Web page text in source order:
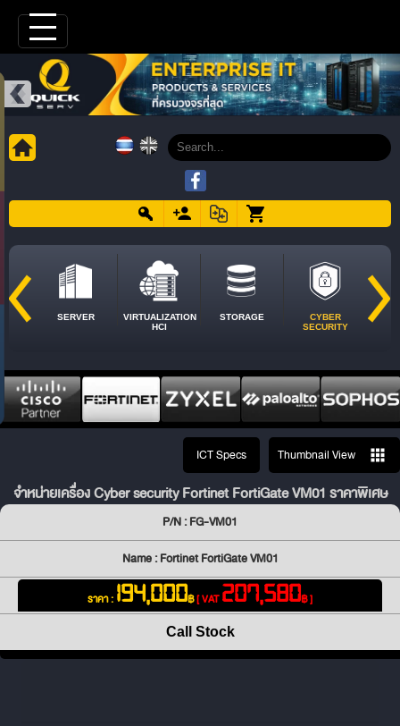
SERVER
VIRTUALIZATION
HCI
STORAGE
CYBER
SECURITY
ICT Specs Thumbnail View
จำหน่ายเครื่อง Cyber security Fortinet FortiGate VM01 ราคาพิเศษ
P/N : FG-VM01
Name : Fortinet FortiGate VM01
ราคา : 194,000฿[ VAT207,580฿ ]
Call Stock